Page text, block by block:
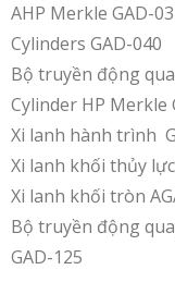
AHP Merkle GAD-
Cylinders GAD-040
Bộ truyền động
Cylinder HP Merkle
Xi lanh hành trình
Xi lanh khối thủy
Xi lanh khối tròn
Bộ truyền động
GAD-125